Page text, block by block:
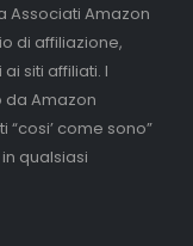
Associati Amazon
di affiliazione,
siti affiliati. I
da Amazon
“cosi’ come sono”
qualsiasi